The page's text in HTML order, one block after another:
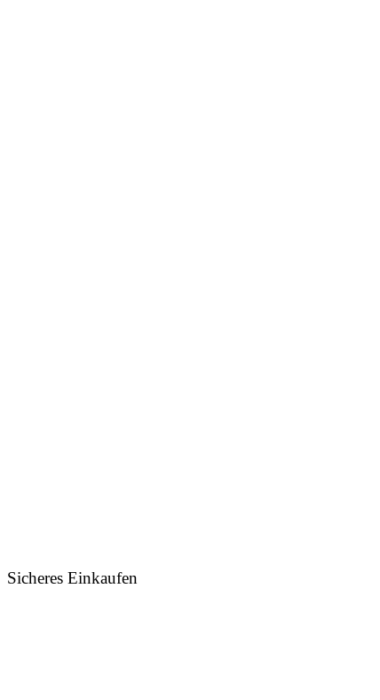
Sicheres Einkaufen